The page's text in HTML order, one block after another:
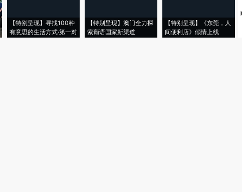
【特别呈现】寻找100种
有意思的生活方式·第一对
【特别呈现】澳门全力探
索葡语国家新渠道
【特别呈现】《东莞，人
间便利店》倾情上线